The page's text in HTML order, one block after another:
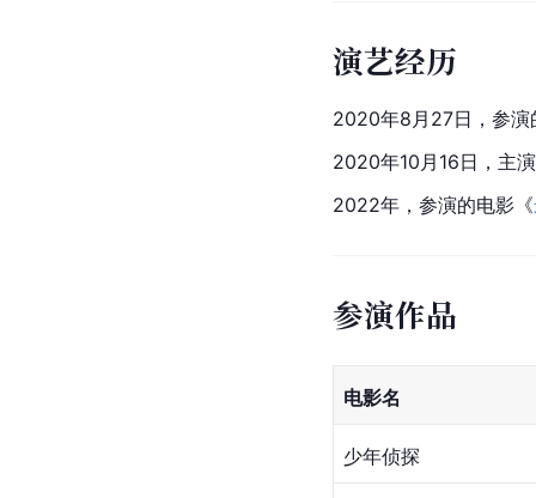
演艺经历
2020年8月27日，参演
2020年10月16日，主
2022年，参演的电影《
参演作品
电影名
少年侦探